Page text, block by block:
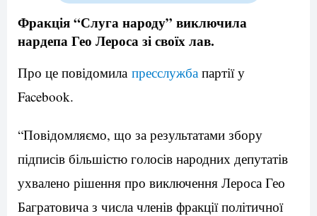
Фракція “Слуга народу” виключила
нардепа Гео Лероса зі своїх лав.
Про це повідомила пресслужба партії у
Facebook.
“Повідомляємо, що за результатами збору
підписів більшістю голосів народних депутатів
ухвалено рішення про виключення Лероса Гео
Багратовича з числа членів фракції політичної